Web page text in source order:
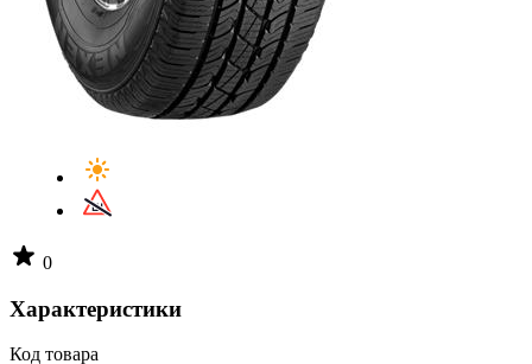
0
Характеристики
Код товара